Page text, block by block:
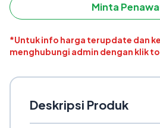
Minta
*Untuk info harga terupdate dan
menghubungi admin dengan klik
Deskripsi Produk